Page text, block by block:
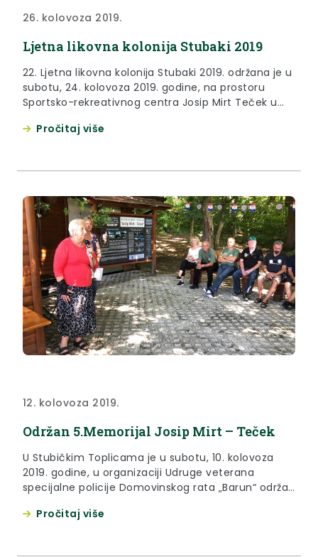
26. kolovoza 2019.
Ljetna likovna kolonija Stubaki 2019
22. Ljetna likovna kolonija Stubaki 2019. održana je u
subotu, 24. kolovoza 2019. godine, na prostoru
Sportsko-rekreativnog centra Josip Mirt Teček u
Pročitaj više
12. kolovoza 2019.
Održan 5.Memorijal Josip Mirt – Teček
U Stubičkim Toplicama je u subotu, 10. kolovoza
2019. godine, u organizaciji Udruge veterana
specijalne policije Domovinskog rata „Barun“ održan
Pročitaj više